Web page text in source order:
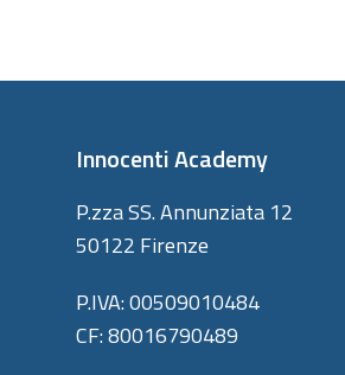
Innocenti Academy
P.zza SS. Annunziata 12
50122 Firenze
P.IVA: 00509010484
CF: 80016790489